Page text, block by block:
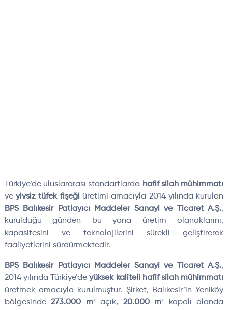
Türkiye’de uluslararası standartlarda hafif silah mühimmatı
veyivsiz tüfek fişeği üretimi amacıyla 2014 yılında kurulan
BPS Balıkesir Patlayıcı Maddeler Sanayi ve Ticaret A.Ş.,
kurulduğu günden bu yana üretim olanaklarını,
kapasitesini ve teknolojilerini sürekli geliştirerek
faaliyetlerini sürdürmektedir.
BPS Balıkesir Patlayıcı Maddeler Sanayi ve Ticaret A.Ş.,
2014 yılında Türkiye’deyüksek kaliteli hafif silah mühimmatı
üretmek amacıyla kurulmuştur. Şirket, Balıkesir’in Yeniköy
bölgesinde273.000 m²açık, 20.000 m² kapalı alanda